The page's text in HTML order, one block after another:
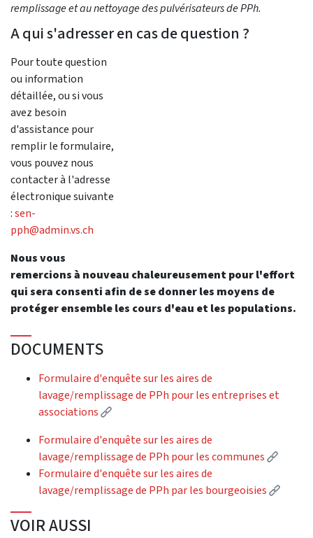
remplissage et au nettoyage des pulvérisateurs de PPh.
A qui s'adresser en cas de question ?
Pour toute question
ou information
détaillée, ou si vous
avez besoin
d'assistance pour
remplir le formulaire,
vous pouvez nous
contacter à l'adresse
électronique suivante
:sen-
pph@admin.vs.ch
Nous vous
remercions à nouveau chaleureusement pour l'effort
qui sera consenti afin de se donner les moyens de
protéger ensemble les cours d'eau et les populations.
DOCUMENTS
Formulaire d'enquête sur les aires de
lavage/remplissage de PPh pour les entreprises et
associations
(External link)
Formulaire d'enquête sur les aires de
lavage/remplissage de PPh pour les communes
Formulaire d'enquête sur les aires de
lavage/remplissage de PPh par les bourgeoisies
VOIR AUSSI